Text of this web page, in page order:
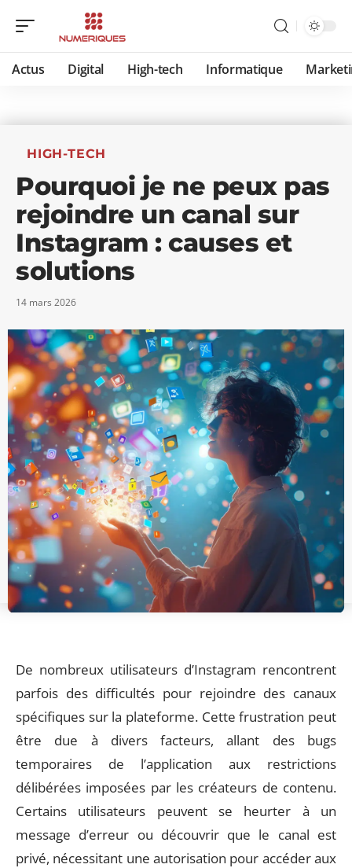
Actus Digital High-tech Informatique
HIGH-TECH
Pourquoi je ne peux pas
rejoindre un canal sur
Instagram : causes et
solutions
14 mars 2026
De nombreux utilisateurs d’Instagram rencontrent
parfois des difficultés pour rejoindre des canaux
spécifiques sur la plateforme. Cette frustration peut
être due à divers facteurs, allant des bugs
temporaires de l’application aux restrictions
délibérées imposées par les créateurs de contenu.
Certains utilisateurs peuvent se heurter à un
message d’erreur ou découvrir que le canal est
privé, nécessitant une autorisation pour accéder aux